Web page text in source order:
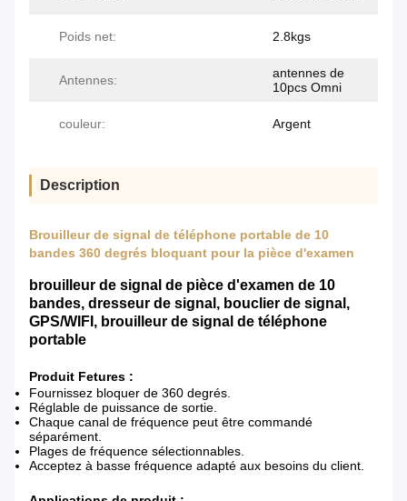
Poids net: 2.8kgs
Antennes:
antennes de
10pcs Omni
couleur: Argent
Description
Brouilleur de signal de téléphone portable de 10
bandes 360 degrés bloquant pour la pièce d'examen
brouilleur de signal de pièce d'examen de 10
bandes, dresseur de signal, bouclier de signal,
GPS/WIFI, brouilleur de signal de téléphone
portable
Produit Fetures :
Fournissez bloquer de 360 degrés.
Réglable de puissance de sortie.
Chaque canal de fréquence peut être commandé
séparément.
Plages de fréquence sélectionnables.
Acceptez à basse fréquence adapté aux besoins du client.